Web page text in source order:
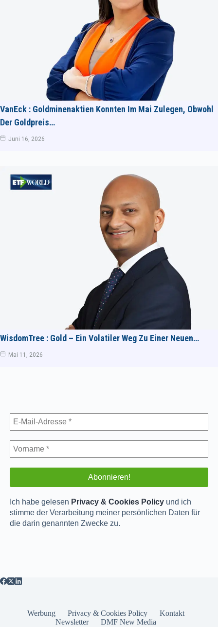
VanEck : Goldminenaktien Konnten Im Mai Zulegen, Obwohl
Der Goldpreis…
Juni 16, 2026
WisdomTree : Gold – Ein Volatiler Weg Zu Einer Neuen…
Mai 11, 2026
Ich habe gelesen Privacy & Cookies Policy und ich
stimme der Verarbeitung meiner persönlichen Daten für
die darin genannten Zwecke zu.
Werbung Privacy & Cookies Policy
Kontakt
Newsletter
DMF New Media